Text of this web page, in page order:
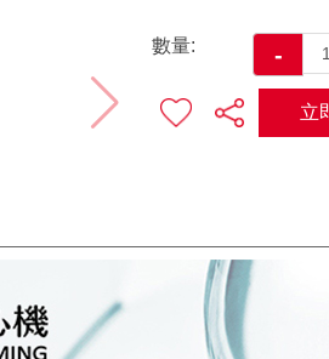
數量: -
立